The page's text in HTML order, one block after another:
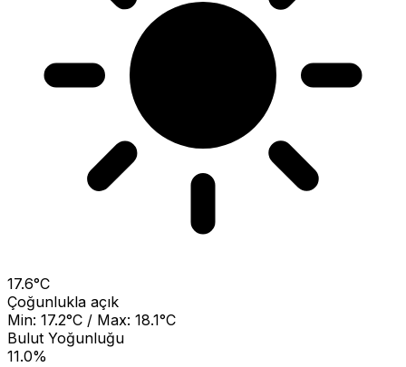
17.6°C
Çoğunlukla açık
Min: 17.2°C / Max: 18.1°C
Bulut Yoğunluğu
11.0%